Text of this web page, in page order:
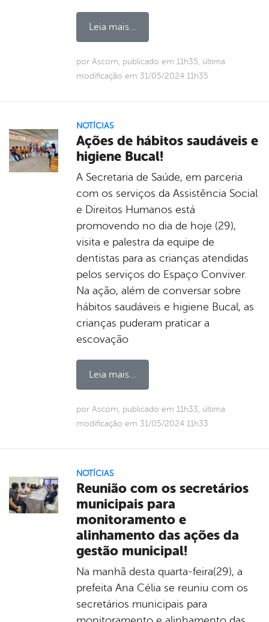
Leia mais...
por Ascom, publicado em 11h35, última
modificação em 31/05/2024 11h35
NOTÍCIAS
Ações de hábitos saudáveis e
higiene Bucal!
A Secretaria de Saúde, em parceria
com os serviços da Assistência Social
e Direitos Humanos está
promovendo no dia de hoje (29),
visita e palestra da equipe de
dentistas para as crianças atendidas
pelos serviços do Espaço Conviver.
Na ação, além de conversar sobre
hábitos saudáveis e higiene Bucal, as
crianças puderam praticar a
escovação
Leia mais...
por Ascom, publicado em 11h33, última
modificação em 31/05/2024 11h33
NOTÍCIAS
Reunião com os secretários
municipais para
monitoramento e
alinhamento das ações da
gestão municipal!
Na manhã desta quarta-feira(29), a
prefeita Ana Célia se reuniu com os
secretários municipais para